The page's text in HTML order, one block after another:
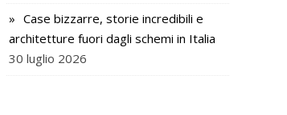
Case bizzarre, storie incredibili e
architetture fuori dagli schemi in Italia
30 luglio 2026